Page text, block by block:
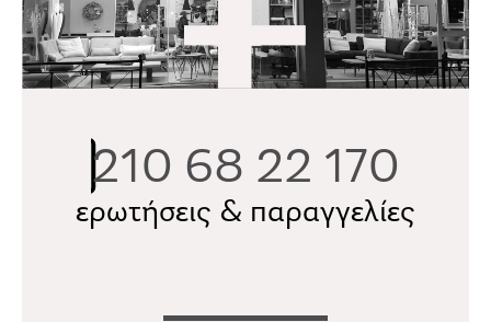
210 68 22 170
ερωτήσεις & παραγγελίες